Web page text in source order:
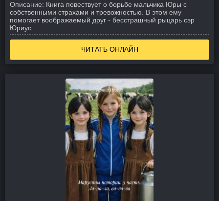
Описание: Книга повествует о борьбе мальчика Юры с
собственными страхами и тревожностью. В этом ему
помогает воображаемый друг - бесстрашный рыцарь сэр
Юриус.
ЧИТАТЬ ОНЛАЙН